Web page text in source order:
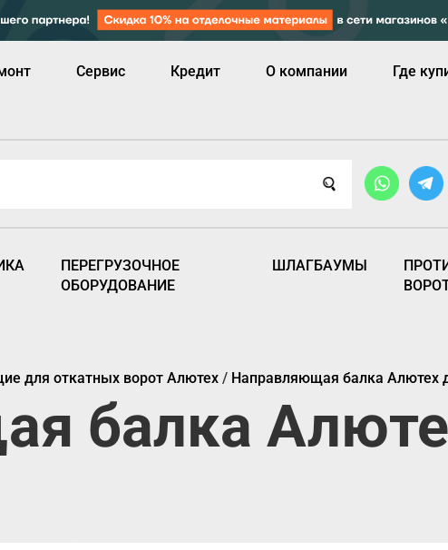
Сервис Кредит О компании Где
ПЕРЕГРУЗОЧНОЕ
ОБОРУДОВАНИЕ
ШЛАГБАУМЫ
для откатных ворот Алютех / Направляющая балка Алютех
балка